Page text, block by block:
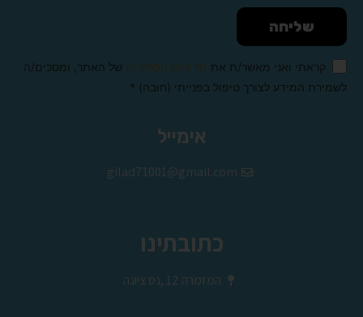
שליחה
קראתי ואני מאשר/ת את מדיניות הפרטיות של האתר, ומסכים/ה
לשמירת המידע לצורך טיפול בפנייתי (חובה) *
אימייל
gilad71001@gmail.com
כתובתינו
המזמרה 12 ,נס ציונה